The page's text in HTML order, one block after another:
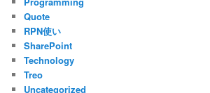
Quote
RPN使い
SharePoint
Technology
Treo
Uncategorized